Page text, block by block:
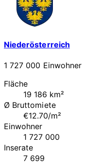
Niederösterreich
1 727 000 Einwohner
Fläche
19 186 km²
Ø Bruttomiete
€12.70/m²
Einwohner
1 727 000
Inserate
7 699